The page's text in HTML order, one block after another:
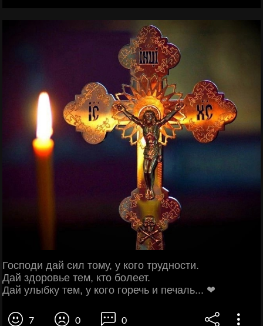
Господи дай сил тому, у кого трудности.
Дай здоровье тем, кто болеет.
Дай улыбку тем, у кого горечь и печаль... ❤
7 0 0